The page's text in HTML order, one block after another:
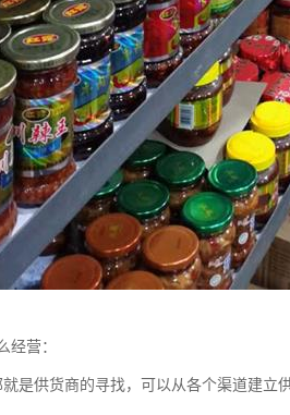
经营：
是供货商的寻找，可以从各个渠道建